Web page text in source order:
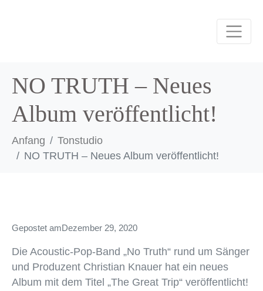
NO TRUTH – Neues
Album veröffentlicht!
Anfang
Tonstudio
NO TRUTH – Neues Album veröffentlicht!
Gepostet amDezember 29, 2020
Die Acoustic-Pop-Band „No Truth“ rund um Sänger
und Produzent Christian Knauer hat ein neues
Album mit dem Titel „The Great Trip“ veröffentlicht!